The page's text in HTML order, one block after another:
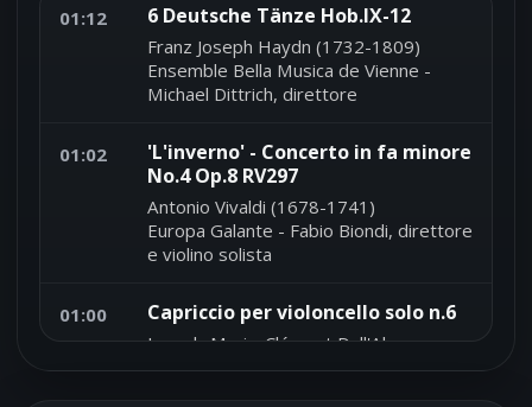
01:12 6 Deutsche Tänze Hob.IX-12
Franz Joseph Haydn (1732-1809)
Ensemble Bella Musica de Vienne -
Michael Dittrich, direttore
01:02
'L'inverno' - Concerto in fa minore
No.4 Op.8 RV297
Antonio Vivaldi (1678-1741)
Europa Galante - Fabio Biondi, direttore
e violino solista
01:00 Capriccio per violoncello solo n.6
Joseph-Marie-Clément Dall'Abaco
(1710-1805)